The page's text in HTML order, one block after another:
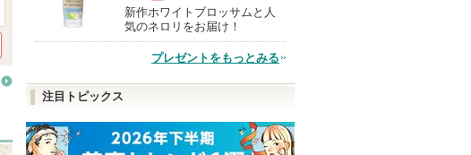
現
品
新作ホワイトブロッサムと人
気のネロリをお届け！
プレゼントをもっとみる
注目トピックス